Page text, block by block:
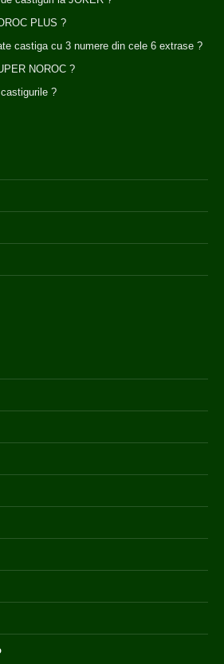
PLUS ?
castiga cu 3 numere din cele 6 extrase ?
NOROC ?
?